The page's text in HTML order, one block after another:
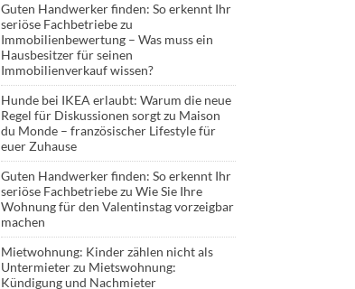
Guten Handwerker finden: So erkennt Ihr
seriöse Fachbetriebezu
Immobilienbewertung – Was muss ein
Hausbesitzer für seinen
Immobilienverkauf wissen?
Hunde bei IKEA erlaubt: Warum die neue
Regel für Diskussionen sorgtzu Maison
du Monde – französischer Lifestyle für
euer Zuhause
Guten Handwerker finden: So erkennt Ihr
seriöse Fachbetriebezu Wie Sie Ihre
Wohnung für den Valentinstag vorzeigbar
machen
Mietwohnung: Kinder zählen nicht als
Untermieterzu Mietswohnung:
Kündigung und Nachmieter